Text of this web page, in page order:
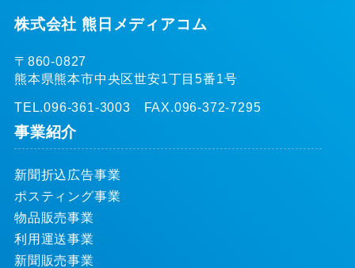
株式会社 熊日メディアコム
〒860-0827
熊本県熊本市中央区世安1丁目5番1号
TEL.096-361-3003 FAX.096-372-7295
事業紹介
新聞折込広告事業
ポスティング事業
物品販売事業
利用運送事業
新聞販売事業